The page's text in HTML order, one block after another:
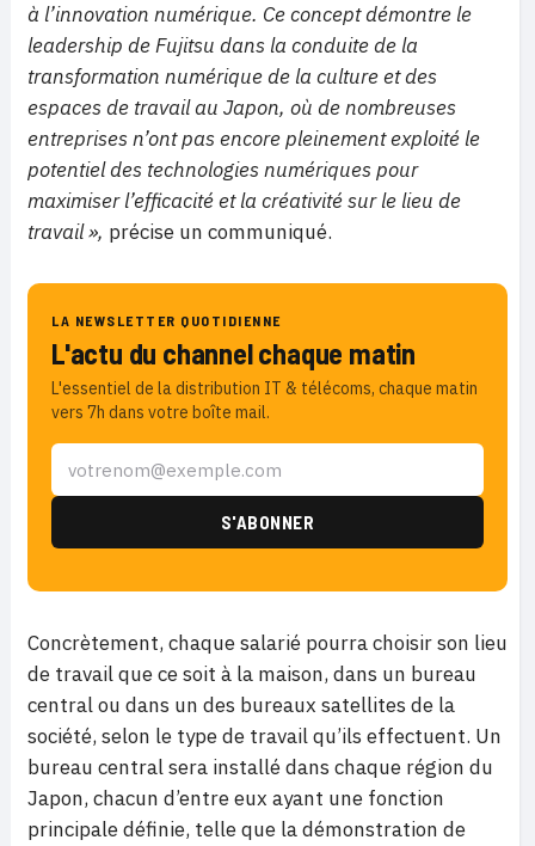
à l’innovation numérique. Ce concept démontre le
leadership de Fujitsu dans la conduite de la
transformation numérique de la culture et des
espaces de travail au Japon, où de nombreuses
entreprises n’ont pas encore pleinement exploité le
potentiel des technologies numériques pour
maximiser l’efficacité et la créativité sur le lieu de
travail », précise un communiqué.
LA NEWSLETTER QUOTIDIENNE
L'actu du channel chaque matin
L'essentiel de la distribution IT & télécoms, chaque matin
vers 7h dans votre boîte mail.
Concrètement, chaque salarié pourra choisir son lieu
de travail que ce soit à la maison, dans un bureau
central ou dans un des bureaux satellites de la
société, selon le type de travail qu’ils effectuent. Un
bureau central sera installé dans chaque région du
Japon, chacun d’entre eux ayant une fonction
principale définie, telle que la démonstration de